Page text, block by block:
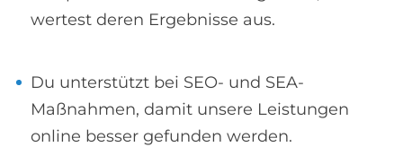
wertest deren Ergebnisse aus.
Du unterstützt bei SEO- und SEA-
Maßnahmen, damit unsere Leistungen
online besser gefunden werden.